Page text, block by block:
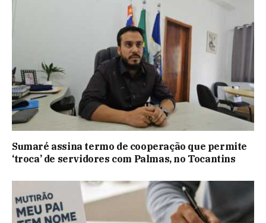
Sumaré assina termo de cooperação que permite
‘troca’ de servidores com Palmas, no Tocantins